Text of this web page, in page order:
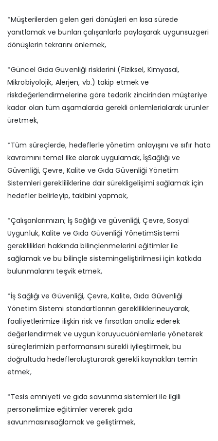
*Müşterilerden gelen geri dönüşleri en kısa sürede
yanıtlamak ve bunları çalışanlarla paylaşarak uygunsuzgeri
dönüşlerin tekrarını önlemek,
*Güncel Gıda Güvenliği risklerini (Fiziksel, Kimyasal,
Mikrobiyolojik, Alerjen, vb.) takip etmek ve
riskdeğerlendirmelerine göre tedarik zincirinden müşteriye
kadar olan tüm aşamalarda gerekli önlemlerialarak ürünler
üretmek,
*Tüm süreçlerde, hedeflerle yönetim anlayışını ve sıfır hata
kavramını temel ilke olarak uygulamak, İşSağlığı ve
Güvenliği, Çevre, Kalite ve Gıda Güvenliği Yönetim
Sistemleri gerekliliklerine dair sürekligelişimi sağlamak için
hedefler belirleyip, takibini yapmak,
*Çalışanlarımızın; İş Sağlığı ve güvenliği, Çevre, Sosyal
Uygunluk, Kalite ve Gıda Güvenliği YönetimSistemi
gereklilikleri hakkında bilinçlenmelerini eğitimler ile
sağlamak ve bu bilinçle sistemingeliştirilmesi için katkıda
bulunmalarını teşvik etmek,
*İş Sağlığı ve Güvenliği, Çevre, Kalite, Gıda Güvenliği
Yönetim Sistemi standartlarının gerekliliklerineuyarak,
faaliyetlerimize ilişkin risk ve fırsatları analiz ederek
değerlendirmek ve uygun koruyucuönlemlerle yöneterek
süreçlerimizin performansını sürekli iyileştirmek, bu
doğrultuda hedefleroluşturarak gerekli kaynakları temin
etmek,
*Tesis emniyeti ve gıda savunma sistemleri ile ilgili
personelimize eğitimler vererek gıda
savunmasınısağlamak ve geliştirmek,